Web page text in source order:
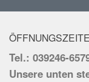
Tel.: 039246-
Unsere unten